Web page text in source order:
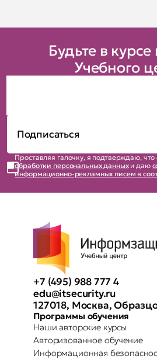
Будьте в
Учебного
Проставляя галочку, я подтверждаю, что
обработки персональных данныхи даю
информационно-рекламных писем в
+7 (495) 988 777 4
edu@itsecurity.ru
127018, Москва,
Программы обучения
Наши авторские курсы
Авторизованное обучение
Информационная